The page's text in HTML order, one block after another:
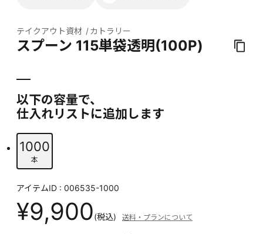
テイクアウト資材 カトラリー
スプーン 115単袋透明(100P)
以下の容量で、
仕入れリストに追加します
1000
本
アイテムID : 006535-1000
¥9,900(税込) 送料・プランについて